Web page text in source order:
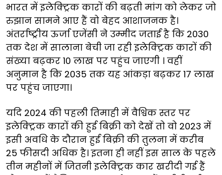
भारत में इलेक्ट्रिक कारों की बढ़ती मांग को लेकर जो
रुझान सामने आए हैं वो बेहद आशाजनक है।
अंतर्राष्ट्रीय ऊर्जा एजेंसी ने उम्मीद जताई है कि 2030
तक देश में सालाना बेची जा रही इलेक्ट्रिक कारों की
संख्या बढ़कर 10 लाख पर पहुंच जाएगी । वहीं
अनुमान है कि 2035 तक यह आंकड़ा बढ़कर 17 लाख
पर पहुंच जाएगा।
यदि 2024 की पहली तिमाही में वैश्विक स्तर पर
इलेक्ट्रिक कारों की हुई बिक्री को देखें तो वो 2023 में
इसी अवधि के दौरान हुई बिक्री की तुलना में करीब
25 फीसदी अधिक है। इतना ही नहीं इस साल के पहले
तीन महीनों में जितनी इलेक्ट्रिक कार खरीदी गई हैं